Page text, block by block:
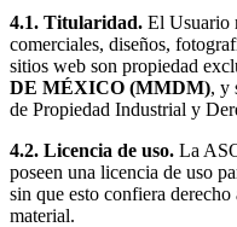
4.1. Titularidad. El Usuario
comerciales, diseños,
sitios web son propiedad
DE MÉXICO (MMDM), y
de Propiedad Industrial y
4.2. Licencia de uso. La
poseen una licencia de uso
sin que esto confiera
material.